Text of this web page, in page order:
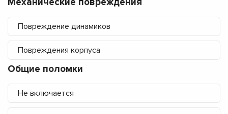
Механические повреждения
Повреждение динамиков
Повреждения корпуса
Общие поломки
Не включается